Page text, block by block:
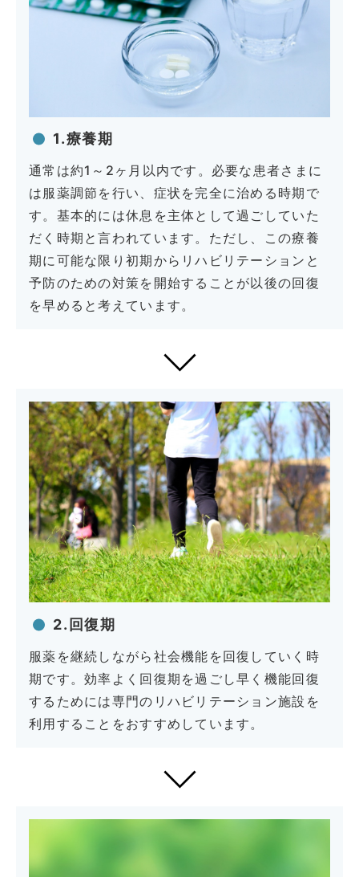
1.療養期
通常は約1～2ヶ月以内です。必要な患者さまに
は服薬調節を行い、症状を完全に治める時期で
す。基本的には休息を主体として過ごしていた
だく時期と言われています。ただし、この療養
期に可能な限り初期からリハビリテーションと
予防のための対策を開始することが以後の回復
を早めると考えています。
2.回復期
服薬を継続しながら社会機能を回復していく時
期です。効率よく回復期を過ごし早く機能回復
するためには専門のリハビリテーション施設を
利用することをおすすめしています。